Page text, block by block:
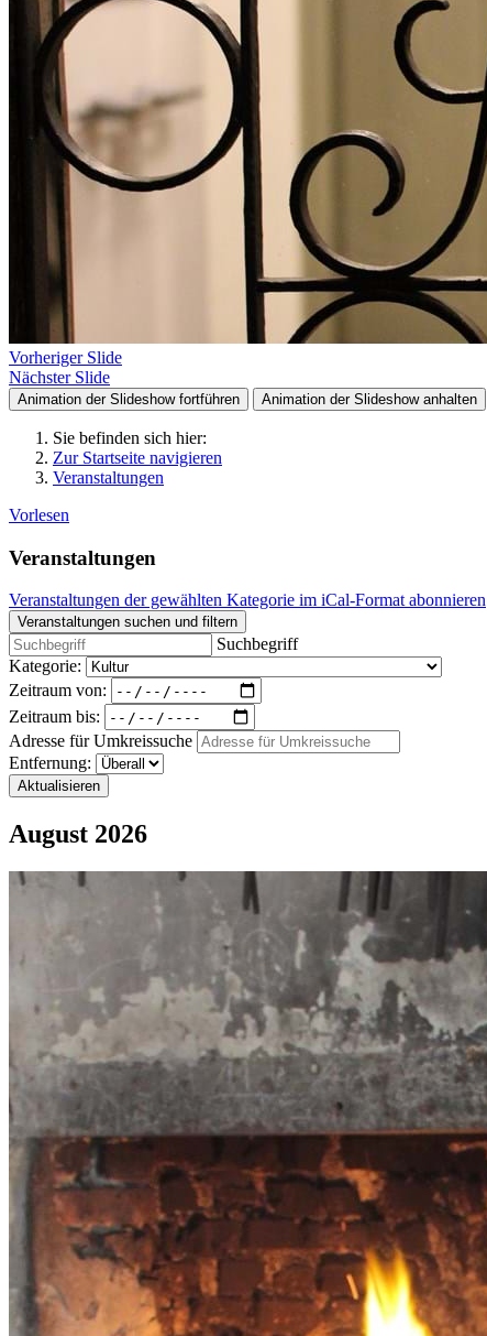
Vorheriger Slide
Nächster Slide
Animation der Slideshow fortführen Animation der Slideshow anhalten
Sie befinden sich hier:
Zur Startseite navigieren
Veranstaltungen
Vorlesen
Veranstaltungen
Veranstaltungen der gewählten Kategorie im iCal-Format abonnieren
Veranstaltungen suchen und filtern
Suchbegriff
Kategorie:
Zeitraum von:
Zeitraum bis:
Adresse für Umkreissuche
Entfernung:
Aktualisieren
August 2026